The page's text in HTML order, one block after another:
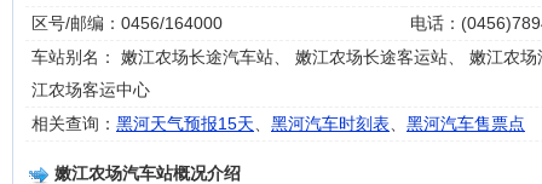
区号/邮编：0456/164000
电话：
车站别名： 嫩江农场长途汽车站、 嫩江农场长途客运站、 嫩江农
江农场客运中心
相关查询： 黑河天气预报15天 黑河汽车时刻表 黑河汽车售票点
嫩江农场汽车站概况介绍